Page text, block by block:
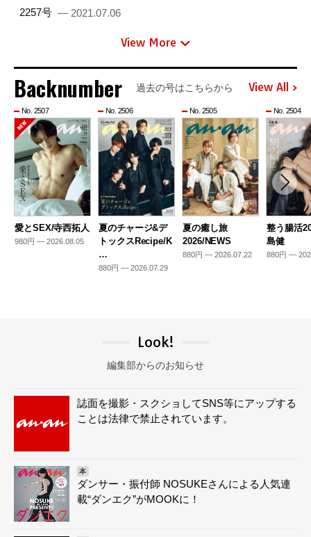
2257号 — 2021.07.06
View More
Backnumber 過去の号はこちらから View All
No. 2507
愛とSEX/寺西拓人
980円 — 2026.08.05
No. 2506
夏のチャージ&デ
トックスRecipe/K
…
880円 — 2026.07.29
No. 2505
夏の癒し旅
2026/NEWS
880円 — 2026.07.22
No. 2504
整う腸活
島健
880円 —
Look!
編集部からのお知らせ
誌面を撮影・スクショしてSNS等にアップする
ことは法律で禁止されています。
本
ダンサー・振付師 NOSUKEさんによる人気連
載“ダンエク”がMOOKに！